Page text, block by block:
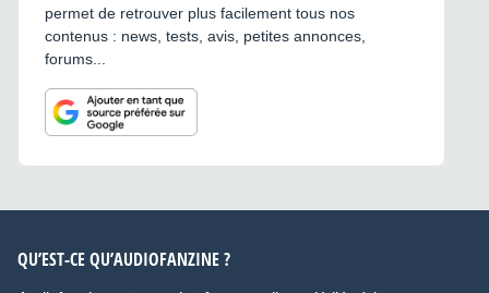
permet de retrouver plus facilement tous nos
contenus : news, tests, avis, petites annonces,
forums...
QU’EST-CE QU’AUDIOFANZINE ?